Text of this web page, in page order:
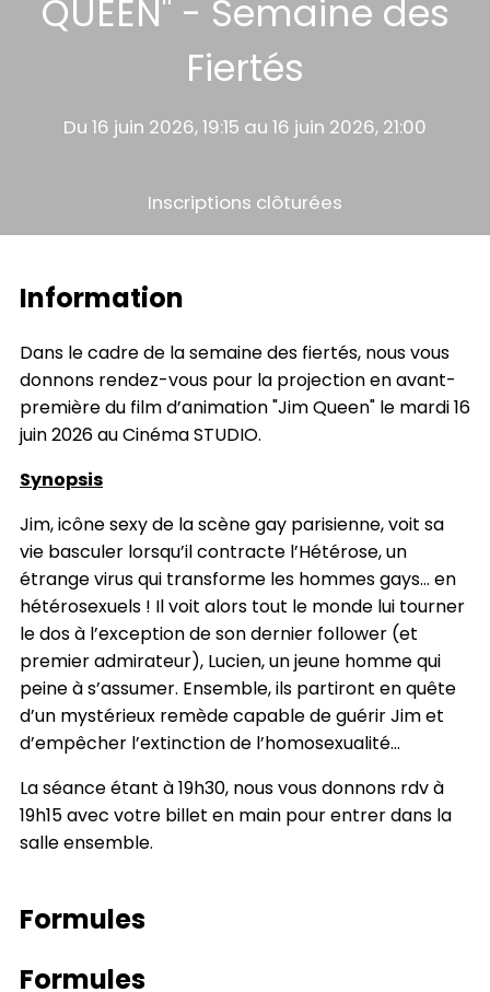
QUEEN" - Semaine des
Fiertés
Du 16 juin 2026, 19:15 au 16 juin 2026, 21:00
Inscriptions clôturées
Information
Dans le cadre de la semaine des fiertés, nous vous
donnons rendez-vous pour la projection en avant-
première du film d’animation "Jim Queen" le mardi 16
juin 2026 au Cinéma STUDIO.
Synopsis
Jim, icône sexy de la scène gay parisienne, voit sa
vie basculer lorsqu’il contracte l’Hétérose, un
étrange virus qui transforme les hommes gays… en
hétérosexuels ! Il voit alors tout le monde lui tourner
le dos à l’exception de son dernier follower (et
premier admirateur), Lucien, un jeune homme qui
peine à s’assumer. Ensemble, ils partiront en quête
d’un mystérieux remède capable de guérir Jim et
d’empêcher l’extinction de l’homosexualité…
La séance étant à 19h30, nous vous donnons rdv à
19h15 avec votre billet en main pour entrer dans la
salle ensemble.
Formules
Formules